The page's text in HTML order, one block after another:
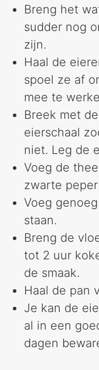
Breng het
sudder nog
zijn.
Haal de
spoel ze af
mee te
Breek met
eierschaal
niet. Leg de
Voeg de
zwarte
Voeg
staan.
Breng de
tot 2 uur
de smaak.
Haal de pan
Je kan de
al in een
dagen